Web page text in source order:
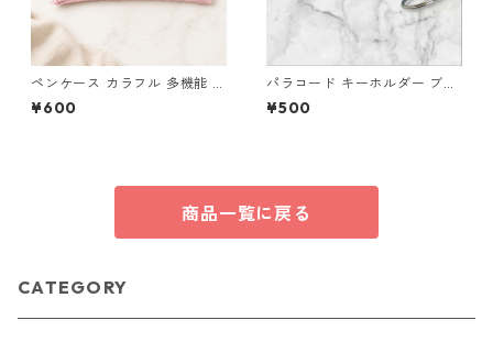
ペンケース カラフル 多機能 筆
箱 ファスナー6本 s10
¥600
パラコード キーホルダー ブル
ー グレー ホワイト 編み込み s
36 アウトドア
¥500
商品一覧に戻る
CATEGORY